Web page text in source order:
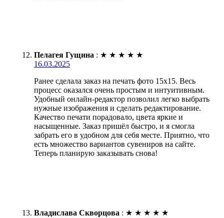
Пелагея Гущина : ★ ★ ★ ★ ★
16.03.2025
Ранее сделала заказ на печать фото 15х15. Весь
процесс оказался очень простым и интуитивным.
Удобный онлайн-редактор позволил легко выбрать
нужные изображения и сделать редактирование.
Качество печати порадовало, цвета яркие и
насыщенные. Заказ пришёл быстро, и я смогла
забрать его в удобном для себя месте. Приятно, что
есть множество вариантов сувениров на сайте.
Теперь планирую заказывать снова!
Владислава Скворцова : ★ ★ ★ ★ ★